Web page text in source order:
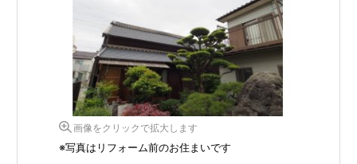
画像をクリックで拡大します
※写真はリフォーム前のお住まいです